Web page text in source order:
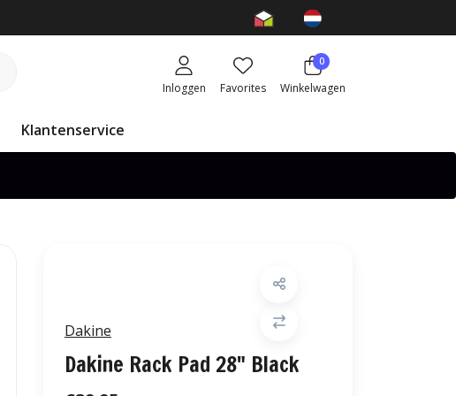
Inloggen Favorites
0
Winkelwagen
Klantenservice
Dakine
Dakine Rack Pad 28" Black